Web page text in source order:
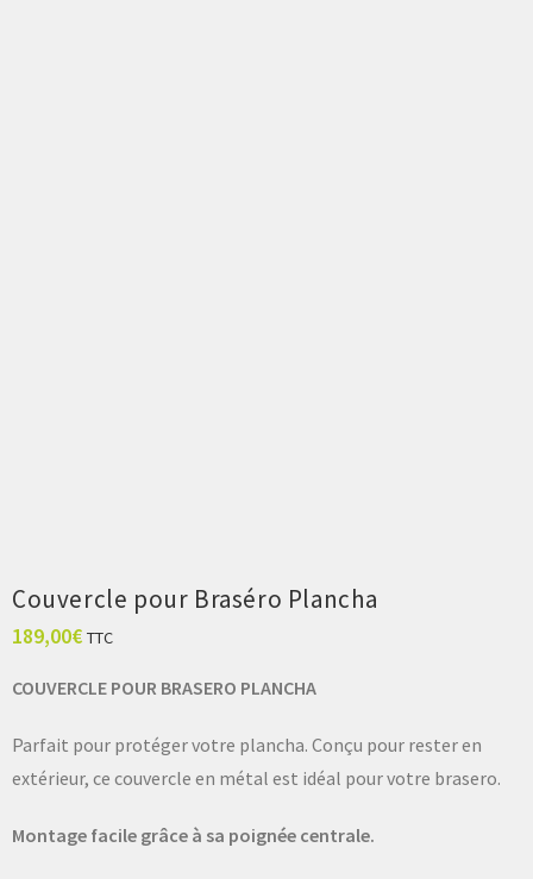
Couvercle pour Braséro Plancha
189,00€ TTC
COUVERCLE POUR BRASERO PLANCHA
Parfait pour protéger votre plancha. Conçu pour rester en
extérieur, ce couvercle en métal est idéal pour votre brasero.
Montage facile grâce à sa poignée centrale.